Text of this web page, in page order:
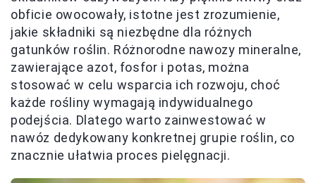
obficie owocowały, istotne jest zrozumienie,
jakie składniki są niezbędne dla różnych
gatunków roślin. Różnorodne nawozy mineralne,
zawierające azot, fosfor i potas, można
stosować w celu wsparcia ich rozwoju, choć
każde rośliny wymagają indywidualnego
podejścia. Dlatego warto zainwestować w
nawóz dedykowany konkretnej grupie roślin, co
znacznie ułatwia proces pielęgnacji.